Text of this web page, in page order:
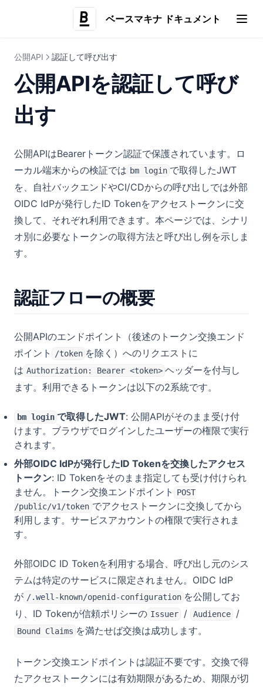
ベースマキナ ドキュメント
(opens
公開API 認証して呼び出す
公開APIを認証して呼び
出す
公開APIはBearerトークン認証で保護されています。ロ
ーカル端末からの検証では bm login で取得したJWT
を、自社バックエンドやCI/CDからの呼び出しでは外部
OIDC IdPが発行したID Tokenをアクセストークンに交
換して、それぞれ利用できます。本ページでは、シナリ
オ別に必要なトークンの取得方法と呼び出し例を示しま
す。
認証フローの概要
公開APIのエンドポイント（後述のトークン交換エンド
ポイント
/token を除く）へのリクエストに
は Authorization: Bearer <token> ヘッダーを付与し
ます。利用できるトークンは以下の2系統です。
bm login で取得したJWT: 公開APIがそのまま受け付
けます。ブラウザでログインしたユーザーの権限で実行
されます。
外部OIDC IdPが発行したID Tokenを交換したアクセス
トークン: ID Tokenをそのまま指定しても受け付けられ
ません。トークン交換エンドポイント
POST
/public/v1/token でアクセストークンに交換してから
利用します。サービスアカウントの権限で実行されま
す。
外部OIDC ID Tokenを利用する場合、呼び出し元のシス
テムは特定のサービスに限定されません。OIDC IdP
が /.well-known/openid-configuration を公開してお
り、ID Tokenが信頼ポリシーの Issuer / Audience /
Bound Claims を満たせば交換は成功します。
トークン交換エンドポイントは認証不要です。交換で得
たアクセストークンには有効期限があるため、期限が切